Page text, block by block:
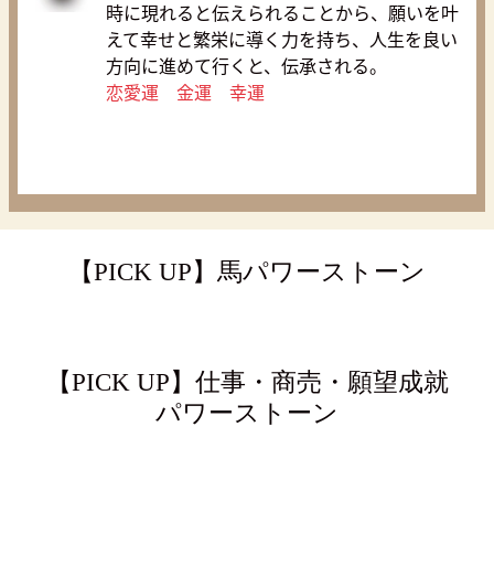
時に現れると伝えられることから、願いを叶
えて幸せと繁栄に導く力を持ち、人生を良い
方向に進めて行くと、伝承される。
恋愛運 金運 幸運
【PICK UP】馬パワーストーン
【PICK UP】仕事・商売・願望成就
パワーストーン